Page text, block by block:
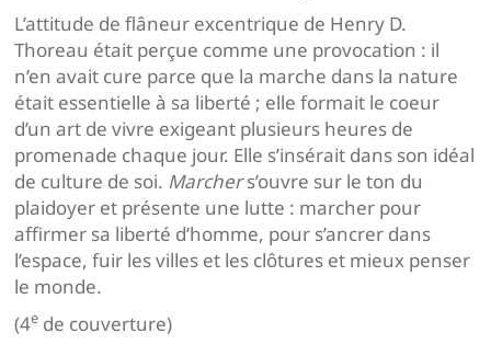
L’attitude de flâneur excentrique de Henry D.
Thoreau était perçue comme une provocation : il
n’en avait cure parce que la marche dans la nature
était essentielle à sa liberté ; elle formait le coeur
d’un art de vivre exigeant plusieurs heures de
promenade chaque jour. Elle s’insérait dans son idéal
de culture de soi. Marchers’ouvre sur le ton du
plaidoyer et présente une lutte : marcher pour
affirmer sa liberté d’homme, pour s’ancrer dans
l’espace, fuir les villes et les clôtures et mieux penser
le monde.
(4e de couverture)